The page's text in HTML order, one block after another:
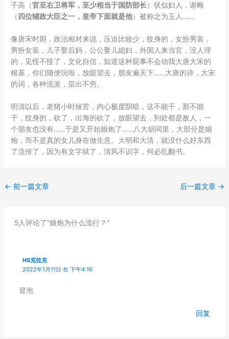
子高（官至右卫将军，至少相当于国防部长）状似妇人，谢晦
（ 四位辅政大臣之一，皇帝下面就是他）被称之为玉人……
像唐宋时期，政治相对来说，压迫比较少，纹身的，女扮男装，
男扮女装，儿子娶后妈，公公娶儿媳妇，外国人来当官，没人理
的，见怪不怪了，文化自信，知道这种屁事不会动我大唐大宋的
根基，你们随便玩啦，放眼望去，朋友遍天下……大唐的诗，大宋
的词，各种流派，层出不穷。
明清以后，老猪小时候苦，内心极度阴暗，这不能干，那不能
干，纹身的，砍了，出海的砍了，放眼望去，到处都是敌人，一
个朋友也没有……于是又开始娘炮了……八大胡同里，大部分是娘
炮，而不是真的女儿身在做生意。大明和大清，就没什么好东西
了流传了，因为有文字狱了，清风不识字，何必乱翻书。
← 前一篇文章 后一篇文章 →
5人评论了“娘炮为什么流行？”
HS克拉克
2022年1月11日 在 下午4:16
冒泡
回复